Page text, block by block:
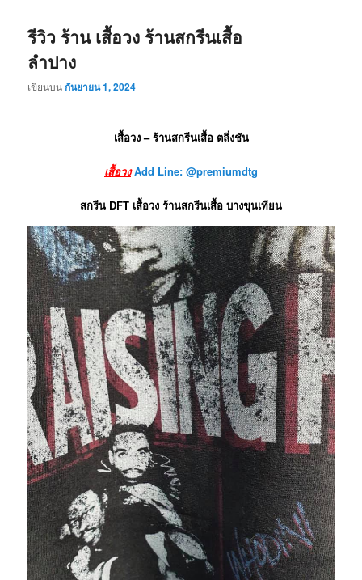
รีวิว ร้าน เสื้อวง ร้านสกรีนเสื้อ
ลำปาง
เขียนบนกันยายน 1, 2024
เสื้อวง – ร้านสกรีนเสื้อ ตลิ่งชัน
เสื้อวง Add Line: @premiumdtg
สกรีน DFT เสื้อวง ร้านสกรีนเสื้อ บางขุนเทียน